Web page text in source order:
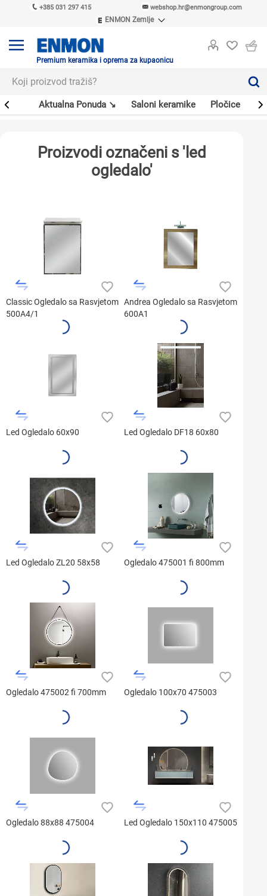
+385 031 297 415 webshop.hr@enmongroup.com
ENMON Zemlje
ENMON MKD
Premium keramika i oprema za kupaonicu
Aktualna Ponuda ↘ Saloni keramike Pločice
Proizvodi označeni s 'led
ogledalo'
Classic Ogledalo sa Rasvjetom
500A4/1
Andrea Ogledalo sa Rasvjetom
600A1
Led Ogledalo 60x90 Led Ogledalo DF18 60x80
Led Ogledalo ZL20 58x58 Ogledalo 475001 fi 800mm
Ogledalo 475002 fi 700mm Ogledalo 100x70 475003
Ogledalo 88x88 475004 Led Ogledalo 150x110 475005